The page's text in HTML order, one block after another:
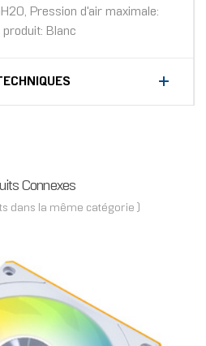
Pression d'air maximale:
produit: Blanc
Connexes
dans la même catégorie )